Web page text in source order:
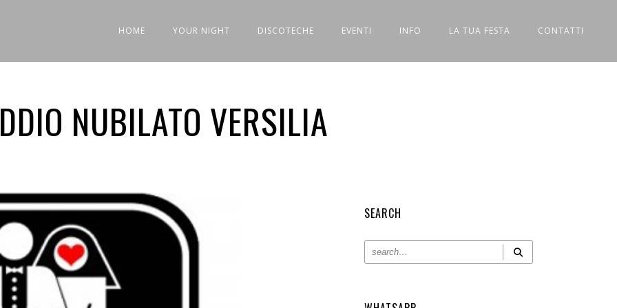
HOME YOUR NIGHT DISCOTECHE EVENTI INFO LA TUA FESTA CONTATTI
NUBILATO VERSILIA
SEARCH